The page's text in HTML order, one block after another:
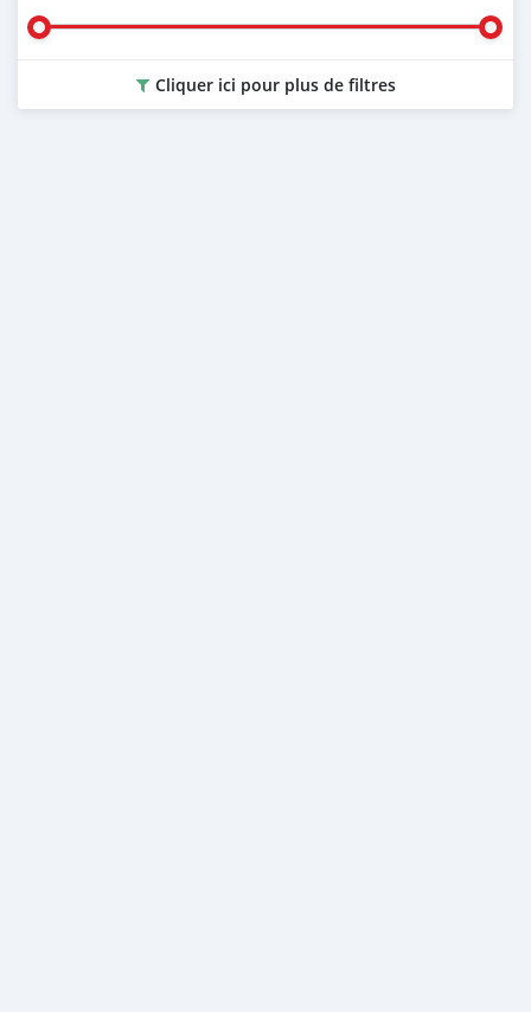
Cliquer ici pour plus de filtres